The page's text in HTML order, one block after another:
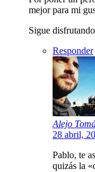
mejor para mi
Sigue
Responder
Alejo
28 abril,
Pablo, te
quizás la